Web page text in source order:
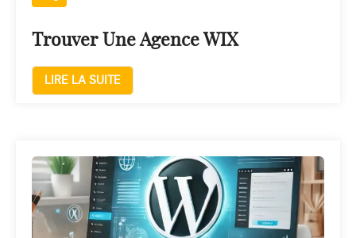
Trouver Une Agence WIX
LIRE LA SUITE